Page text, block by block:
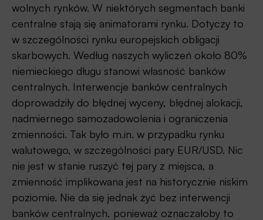
wolnych rynków. W niektórych segmentach banki
centralne stają się animatorami rynku. Dotyczy to
w szczególności rynku europejskich obligacji
skarbowych. Według naszych wyliczeń około 80%
niemieckiego długu stanowi własność banków
centralnych. Interwencje banków centralnych
doprowadziły do błędnej wyceny, błędnej alokacji,
nadmiernego samozadowolenia i ograniczenia
zmienności. Tak było m.in. w przypadku rynku
walutowego, w szczególności pary EUR/USD. Nic
nie jest w stanie ruszyć tej pary z miejsca, a
zmienność implikowana jest na historycznie niskim
poziomie. Nie da się jednak żyć bez interwencji
banków centralnych, ponieważ oznaczałoby to